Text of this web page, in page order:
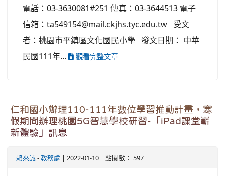
電話：03-3630081#251 傳真：03-3644513 電子
信箱：ta549154@mail.ckjhs.tyc.edu.tw 受文
者：桃園市平鎮區文化國民小學 發文日期： 中華
民國111年...
觀看完整文章
仁和國小辦理110-111年數位學習推動計畫，寒
假期間辦理桃園5G智慧學校研習-「iPad課堂嶄
新體驗」訊息
賴來誠-教務處 | 2022-01-10 | 點閱數： 597